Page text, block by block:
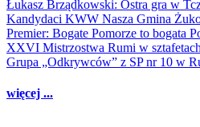
Łukasz Brządkowski: Ostra gra w
Kandydaci KWW Nasza Gmina
Premier: Bogate Pomorze to bogata
XXVI Mistrzostwa Rumi w
Grupa „Odkrywców” z SP nr 10 w
więcej ...